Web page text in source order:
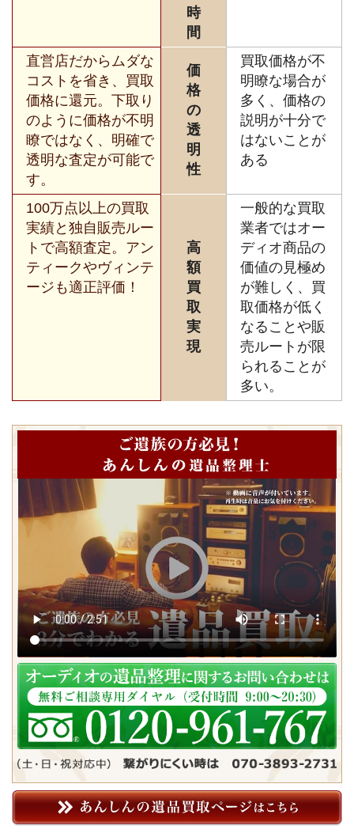
時
間
直営店だからムダな
コストを省き、買取
価格に還元。下取り
のように価格が不明
瞭ではなく、明確で
透明な査定が可能で
す。
価
格
の
透
明
性
買取価格が不
明瞭な場合が
多く、価格の
説明が十分で
はないことが
ある
100万点以上の買取
実績と独自販売ルー
トで高額査定。アン
ティークやヴィンテ
ージも適正評価！
高
額
買
取
実
現
一般的な買取
業者ではオー
ディオ商品の
価値の見極め
が難しく、買
取価格が低く
なることや販
売ルートが限
られることが
多い。